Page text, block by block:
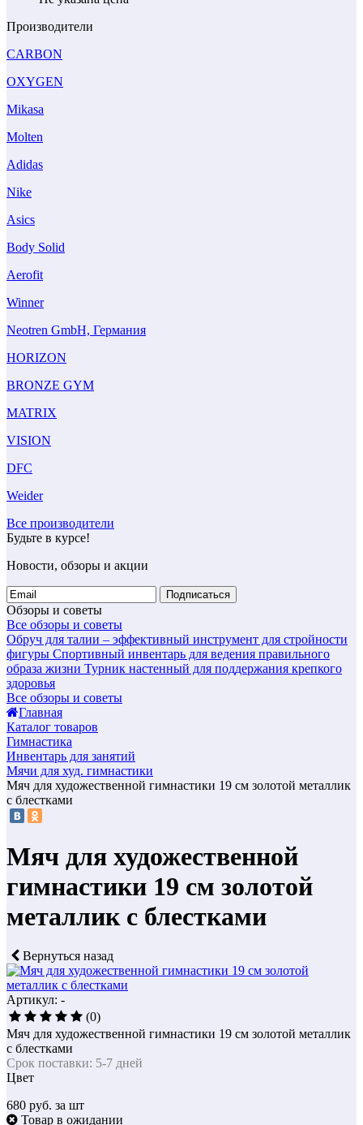
Производители
CARBON
OXYGEN
Mikasa
Molten
Adidas
Nike
Asics
Body Solid
Aerofit
Winner
Neotren GmbH, Германия
HORIZON
BRONZE GYM
MATRIX
VISION
DFC
Weider
Все производители
Будьте в курсе!
Новости, обзоры и акции
Подписаться
Обзоры и советы
Все обзоры и советы
Обруч для талии – эффективный инструмент для стройности
фигуры Спортивный инвентарь для ведения правильного
образа жизни Турник настенный для поддержания крепкого
здоровья
Все обзоры и советы
Главная
Каталог товаров
Гимнастика
Инвентарь для занятий
Мячи для худ. гимнастики
Мяч для художественной гимнастики 19 см золотой металлик
с блестками
Мяч для художественной
гимнастики 19 см золотой
металлик с блестками
Вернуться назад
Артикул: -
(0)
Мяч для художественной гимнастики 19 см золотой металлик
с блестками
Срок поставки: 5-7 дней
Цвет
680 руб. за шт
Товар в ожидании